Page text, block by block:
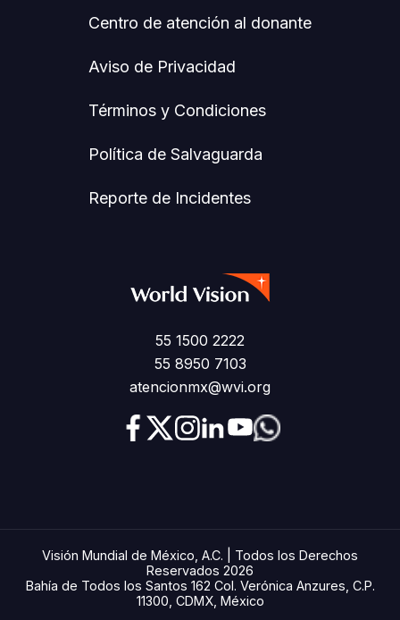
Centro de atención al donante
Aviso de Privacidad
Términos y Condiciones
Política de Salvaguarda
Reporte de Incidentes
55 1500 2222
55 8950 7103
atencionmx@wvi.org
Visión Mundial de México, A.C. | Todos los Derechos
Reservados 2026
Bahía de Todos los Santos 162 Col. Verónica Anzures, C.P.
11300, CDMX, México